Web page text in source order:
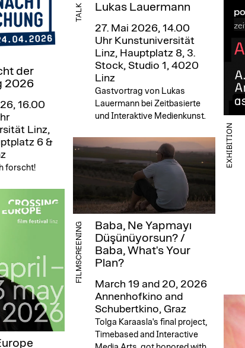
TALK Lukas Lauermann
27. Mai 2026, 14.00
Uhr Kunstuniversität
Linz, Hauptplatz 8, 3.
Stock, Studio 1, 4020
Linz
Gastvortrag von Lukas
Lauermann bei Zeitbasierte
und Interaktive Medienkunst.
der
2026
16.00
Linz,
6 &
forscht! EXHIBITION
FILMSCREENING
Baba, Ne Yapmayı
Düşünüyorsun? /
Baba, What's Your
Plan?
March 19 and 20, 2026
Annenhofkino and
Schubertkino, Graz
Tolga Karaasla's final project,
Timebased and Interactive